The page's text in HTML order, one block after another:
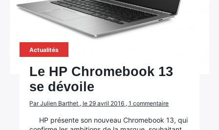
Actualités
Le HP Chromebook 13
se dévoile
Par Julien Barthet , le 29 avril 2016 , 1 commentaire
HP présente son nouveau Chromebook 13, qui
Rechercher
: